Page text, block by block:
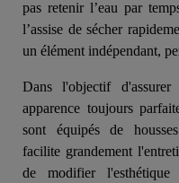
pas retenir l’eau par
l’assise de sécher
un élément indépendant,
Dans l'objectif
apparence toujours
sont équipés de
facilite grandement
de modifier